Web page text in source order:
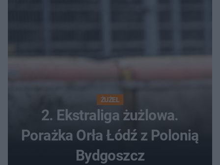
ŻUŻEL
2. Ekstraliga żużlowa.
Porażka Orła Łódź z Polonią
Bydgoszcz